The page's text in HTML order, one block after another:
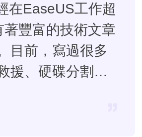
在EaseUS工作超
著豐富的技術文章
目前，寫過很多
援、硬碟分割管
原相關文章，希